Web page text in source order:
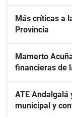
Más críticas a
Provincia
Mamerto
financieras de
ATE Andalgalá
municipal y